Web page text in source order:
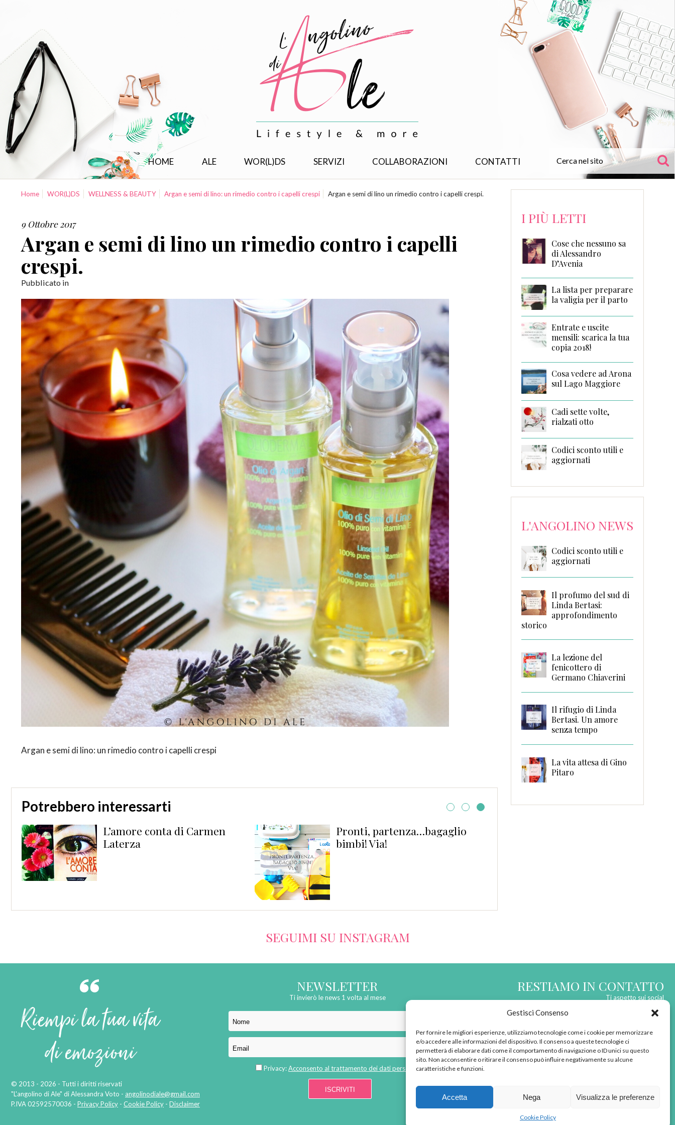
Gestisci Consenso
Per fornire le migliori esperienze, utilizziamo tecnologie come i cookie per memorizzare
e/o accedere alle informazioni del dispositivo. Il consenso a queste tecnologie ci
permetterà di elaborare dati come il comportamento di navigazione o ID unici su questo
sito. Non acconsentire o ritirare il consenso può influire negativamente su alcune
caratteristiche e funzioni.
Accetta Nega Visualizza le preferenze
Cookie Policy
HOME ALE WOR(L)DS SERVIZI COLLABORAZIONI CONTATTI
Home WOR(L)DS WELLNESS & BEAUTY Argan e semi di lino: un rimedio contro i capelli crespi Argan e semi di lino un rimedio contro i capelli crespi.
9 Ottobre 2017
Argan e semi di lino un rimedio contro i capelli
crespi.
Pubblicato in
Argan e semi di lino: un rimedio contro i capelli crespi
Potrebbero interessarti
di Carmen
Pronti, partenza…bagaglio
Sette riti di bellezza
I PIÙ LETTI
Cose che nessuno sa
di Alessandro
D’Avenia
La lista per preparare
la valigia per il parto
Entrate e uscite
mensili: scarica la tua
copia 2018!
Cosa vedere ad Arona
sul Lago Maggiore
Cadi sette volte,
rialzati otto
Codici sconto utili e
aggiornati
L'ANGOLINO NEWS
Codici sconto utili e
aggiornati
Il profumo del sud di
Linda Bertasi:
approfondimento
storico
La lezione del
fenicottero di
Germano Chiaverini
Il rifugio di Linda
Bertasi. Un amore
senza tempo
La vita attesa di Gino
Pitaro
SEGUIMI SU INSTAGRAM
Riempi la tua vita
di emozioni
© 2013 - 2026 - Tutti i diritti riservati
"L'angolino di Ale" di Alessandra Voto - angolinodiale@gmail.com
P.IVA 02592570036 - Privacy Policy - Cookie Policy - Disclaimer
NEWSLETTER
Ti invierò le news 1 volta al mese
Privacy:Acconsento al trattamento dei dati personali
RESTIAMO IN CONTATTO
Ti aspetto sui social
born inMaMaStudiOs